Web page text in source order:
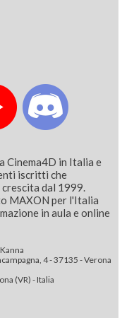
Cinema4D in Italia e
iscritti che
dal 1999.
MAXON per l'Italia
in aula e online
4 - 37135 - Verona
(VR) - Italia